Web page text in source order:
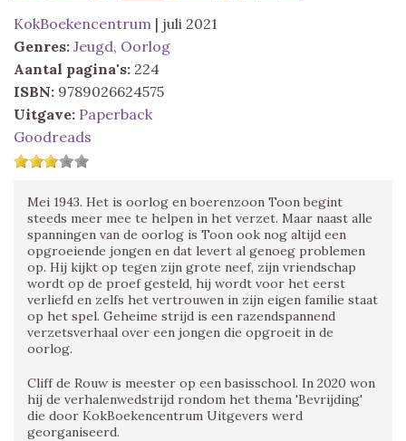
KokBoekencentrum | juli 2021
Genres: Jeugd, Oorlog
Aantal pagina's: 224
ISBN: 9789026624575
Uitgave: Paperback
Goodreads
Mei 1943. Het is oorlog en boerenzoon Toon begint
steeds meer mee te helpen in het verzet. Maar naast alle
spanningen van de oorlog is Toon ook nog altijd een
opgroeiende jongen en dat levert al genoeg problemen
op. Hij kijkt op tegen zijn grote neef, zijn vriendschap
wordt op de proef gesteld, hij wordt voor het eerst
verliefd en zelfs het vertrouwen in zijn eigen familie staat
op het spel. Geheime strijd is een razendspannend
verzetsverhaal over een jongen die opgroeit in de
oorlog.
Cliff de Rouw is meester op een basisschool. In 2020 won
hij de verhalenwedstrijd rondom het thema 'Bevrijding'
die door KokBoekencentrum Uitgevers werd
georganiseerd.